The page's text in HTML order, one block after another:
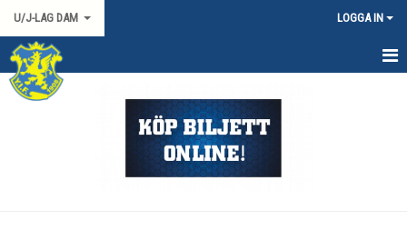
U/J-LAG DAM LOGGA IN
HEM